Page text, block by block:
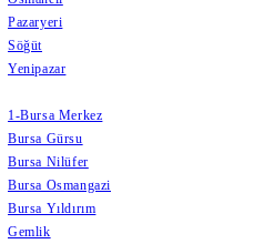
Pazaryeri
Söğüt
Yenipazar
1-Bursa Merkez
Bursa Gürsu
Bursa Nilüfer
Bursa Osmangazi
Bursa Yıldırım
Gemlik